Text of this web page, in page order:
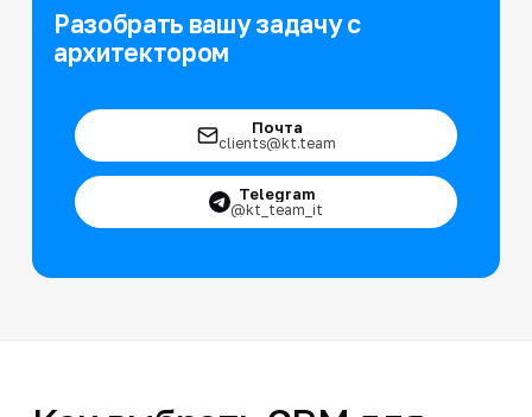
Разобрать вашу задачу с
архитектором
Почта
clients@kt.team
Telegram
@kt_team_it